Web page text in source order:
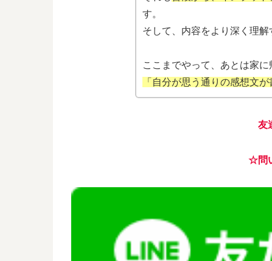
す。
そして、内容をより深く理解
ここまでやって、あとは家に
「自分が思う通りの感想文が
友
☆問